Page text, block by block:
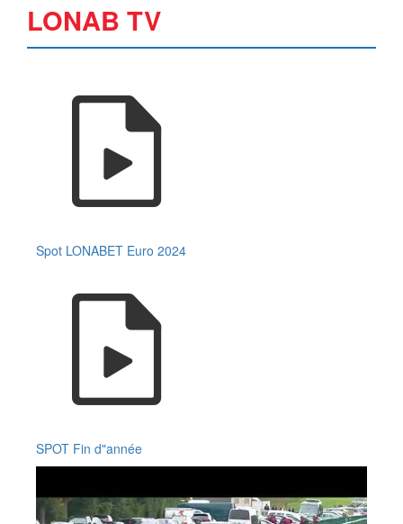
LONAB TV
Spot LONABET Euro 2024
SPOT Fin d"année